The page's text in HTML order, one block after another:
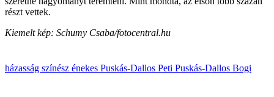
részt vettek.
Kiemelt kép: Schumy Csaba/fotocentral.hu
házasság színész énekes Puskás-Dallos Peti Puskás-Dallos Bogi